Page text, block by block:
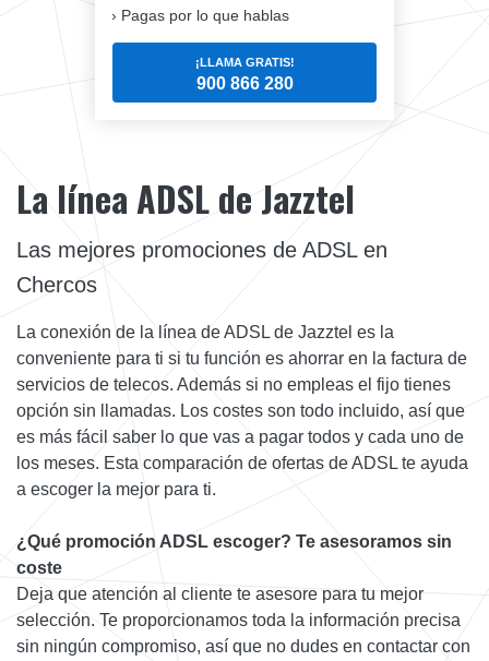
Pagas por lo que hablas
¡LLAMA GRATIS!
900 866 280
La línea ADSL de Jazztel
Las mejores promociones de ADSL en
Chercos
La conexión de la línea de ADSL de Jazztel es la
conveniente para ti si tu función es ahorrar en la factura de
servicios de telecos. Además si no empleas el fijo tienes
opción sin llamadas. Los costes son todo incluido, así que
es más fácil saber lo que vas a pagar todos y cada uno de
los meses. Esta comparación de ofertas de ADSL te ayuda
a escoger la mejor para ti.
¿Qué promoción ADSL escoger? Te asesoramos sin
coste
Deja que atención al cliente te asesore para tu mejor
selección. Te proporcionamos toda la información precisa
sin ningún compromiso, así que no dudes en contactar con